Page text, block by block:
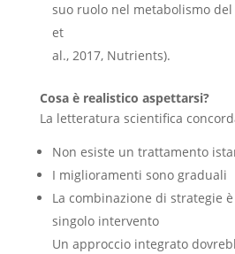
suo ruolo nel metabolismo del
et
al., 2017, Nutrients).
Cosa è realistico aspettarsi?
La letteratura scientifica
Non esiste un trattamento
I miglioramenti sono graduali
La combinazione di strategie
singolo intervento
Un approccio integrato